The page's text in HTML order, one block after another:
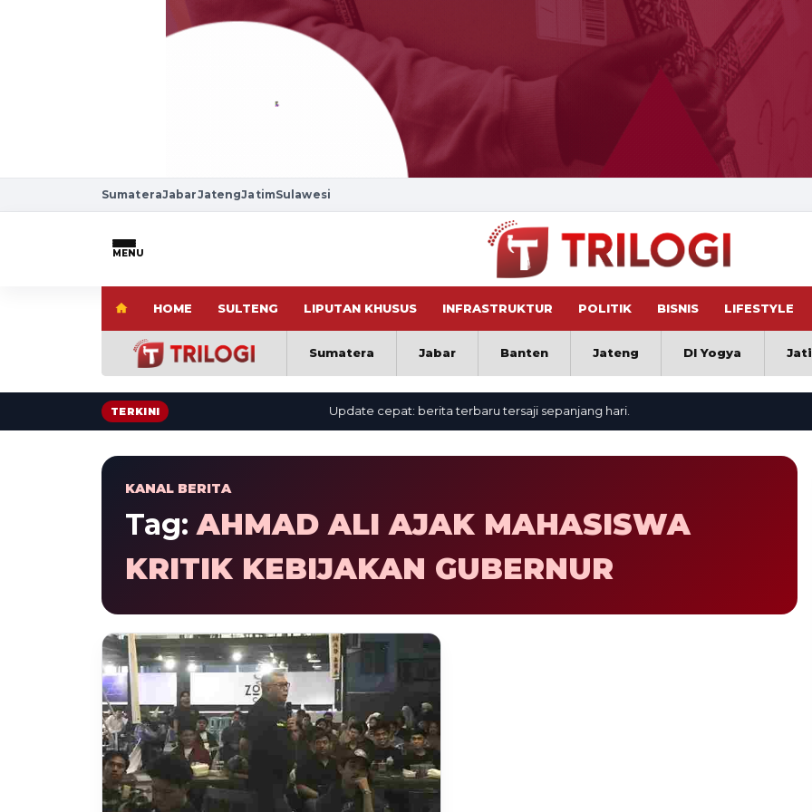
SumateraJabarJatengJatimSulawesi
MENU
HOME SULTENG LIPUTAN KHUSUS INFRASTRUKTUR POLITIK BISNIS LIFESTYLE
Sumatera Jabar Banten Jateng DI Yogya
TERKINI Update cepat: berita terbaru tersaji sepanjang hari.
KANAL BERITA
Tag: AHMAD ALI AJAK MAHASISWA
KRITIK KEBIJAKAN GUBERNUR